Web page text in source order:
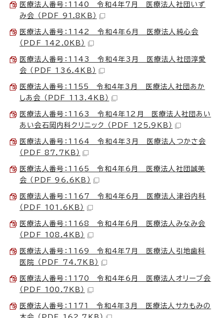
医療法人番号：1140 令和4年7月 医療法人社団いず
み会 （PDF 91.8KB）
医療法人番号：1142 令和4年6月 医療法人純心会
（PDF 142.0KB）
医療法人番号：1143 令和4年3月 医療法人社団淳愛
会 （PDF 136.4KB）
医療法人番号：1155 令和4年3月 医療法人社団あか
しあ会 （PDF 113.4KB）
医療法人番号：1163 令和4年12月 医療法人社団あい
あい会石岡内科クリニック （PDF 125.9KB）
医療法人番号：1164 令和4年3月 医療法人つかさ会
（PDF 87.7KB）
医療法人番号：1165 令和4年6月 医療法人社団誠美
会 （PDF 96.6KB）
医療法人番号：1167 令和4年6月 医療法人津谷内科
（PDF 101.6KB）
医療法人番号：1168 令和4年6月 医療法人みなみ会
（PDF 108.4KB）
医療法人番号：1169 令和4年7月 医療法人引地歯科
医院 （PDF 74.7KB）
医療法人番号：1170 令和4年6月 医療法人オリーブ会
（PDF 100.7KB）
医療法人番号：1171 令和4年3月 医療法人サカもみの